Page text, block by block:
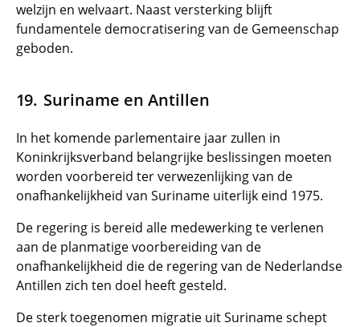
welzijn en welvaart. Naast versterking blijft
fundamentele democratisering van de Gemeenschap
geboden.
Suriname en Antillen
In het komende parlementaire jaar zullen in
Koninkrijksverband belangrijke beslissingen moeten
worden voorbereid ter verwezenlijking van de
onafhankelijkheid van Suriname uiterlijk eind 1975.
De regering is bereid alle medewerking te verlenen
aan de planmatige voorbereiding van de
onafhankelijkheid die de regering van de Nederlandse
Antillen zich ten doel heeft gesteld.
De sterk toegenomen migratie uit Suriname schept